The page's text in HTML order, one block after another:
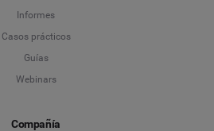
Informes
Casos prácticos
Guías
Webinars
Compañía